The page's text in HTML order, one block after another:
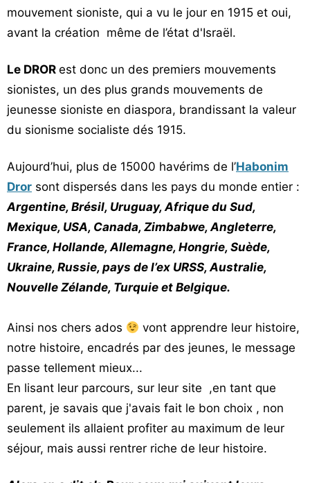
mouvement sioniste, qui a vu le jour en 1915 et oui,
avant la création même de l’état d'Israël.
Le DROR est donc un des premiers mouvements
sionistes, un des plus grands mouvements de
jeunesse sioniste en diaspora, brandissant la valeur
du sionisme socialiste dés 1915.
Aujourd’hui, plus de 15000 havérims de l’Habonim
Dror sont dispersés dans les pays du monde entier :
Argentine, Brésil, Uruguay, Afrique du Sud,
Mexique, USA, Canada, Zimbabwe, Angleterre,
France, Hollande, Allemagne, Hongrie, Suède,
Ukraine, Russie, pays de l’ex URSS, Australie,
Nouvelle Zélande, Turquie et Belgique.
Ainsi nos chers ados
vont apprendre leur histoire,
notre histoire, encadrés par des jeunes, le message
passe tellement mieux...
En lisant leur parcours, sur leur site ,en tant que
parent, je savais que j'avais fait le bon choix , non
seulement ils allaient profiter au maximum de leur
séjour, mais aussi rentrer riche de leur histoire.